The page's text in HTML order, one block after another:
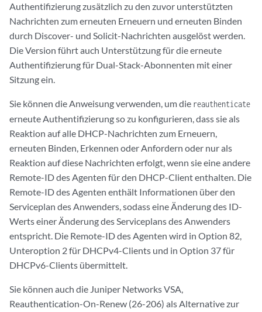
Authentifizierung zusätzlich zu den zuvor unterstützten
Nachrichten zum erneuten Erneuern und erneuten Binden
durch Discover- und Solicit-Nachrichten ausgelöst werden.
Die Version führt auch Unterstützung für die erneute
Authentifizierung für Dual-Stack-Abonnenten mit einer
Sitzung ein.
Sie können die Anweisung verwenden, um die reauthenticate
erneute Authentifizierung so zu konfigurieren, dass sie als
Reaktion auf alle DHCP-Nachrichten zum Erneuern,
erneuten Binden, Erkennen oder Anfordern oder nur als
Reaktion auf diese Nachrichten erfolgt, wenn sie eine andere
Remote-ID des Agenten für den DHCP-Client enthalten. Die
Remote-ID des Agenten enthält Informationen über den
Serviceplan des Anwenders, sodass eine Änderung des ID-
Werts einer Änderung des Serviceplans des Anwenders
entspricht. Die Remote-ID des Agenten wird in Option 82,
Unteroption 2 für DHCPv4-Clients und in Option 37 für
DHCPv6-Clients übermittelt.
Sie können auch die Juniper Networks VSA,
Reauthentication-On-Renew (26-206) als Alternative zur